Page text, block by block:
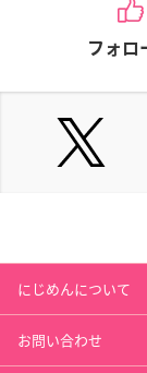
フォロ
にじめんについて
お問い合わせ